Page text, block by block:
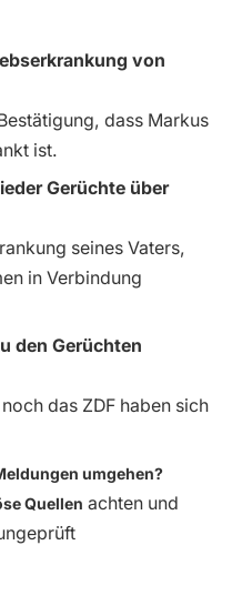
von
dass Markus
ist.
Gerüchte über
seines Vaters,
in Verbindung
den Gerüchten
das ZDF haben sich
umgehen?
Quellen achten und